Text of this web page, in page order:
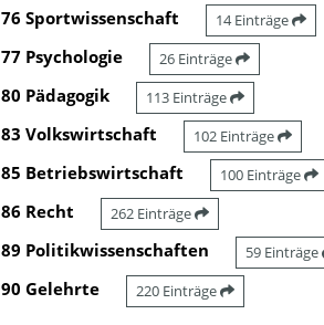
76 Sportwissenschaft 14 Einträge
77 Psychologie 26 Einträge
80 Pädagogik 113 Einträge
83 Volkswirtschaft 102 Einträge
85 Betriebswirtschaft 100 Einträge
86 Recht 262 Einträge
89 Politikwissenschaften 59 Einträge
90 Gelehrte 220 Einträge